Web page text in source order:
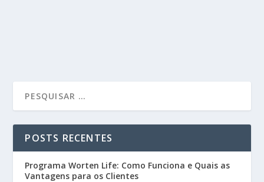
POSTS RECENTES
Programa Worten Life: Como Funciona e Quais as
Vantagens para os Clientes